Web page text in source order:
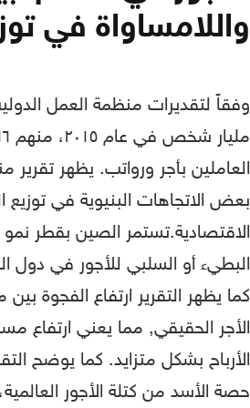
واللامساواة في
بعض الاتجاهات البنيوية في توزيع
الاقتصادية.تستمر الصين بقطر
البطيء أو السلبي للأجور في دول
كما يظهر التقرير ارتفاع الفجوة
الأجر الحقيقي, مما يعني ارتفاع
الأرباح بشكل متزايد. كما يوضح
حصة الأسد من كتلة الأجور